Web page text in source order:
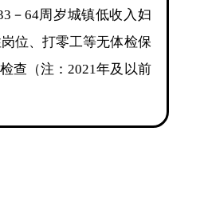
－64周岁城镇低收入妇
位、打零工等无体检保
查（注：2021年及以前